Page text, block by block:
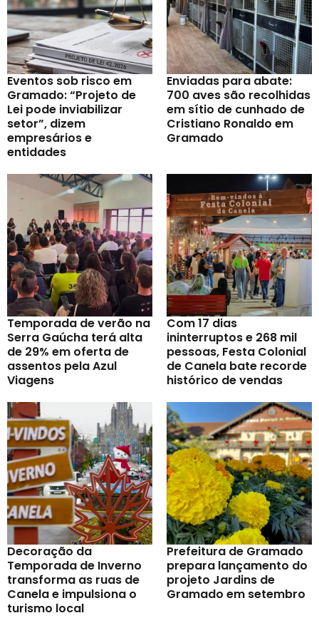
Eventos sob risco em
Gramado: “Projeto de
Lei pode inviabilizar
setor”, dizem
empresários e
entidades
Enviadas para abate:
700 aves são recolhidas
em sítio de cunhado de
Cristiano Ronaldo em
Gramado
Temporada de verão na
Serra Gaúcha terá alta
de 29% em oferta de
assentos pela Azul
Viagens
Com 17 dias
ininterruptos e 268 mil
pessoas, Festa Colonial
de Canela bate recorde
histórico de vendas
Decoração da
Temporada de Inverno
transforma as ruas de
Canela e impulsiona o
turismo local
Prefeitura de Gramado
prepara lançamento do
projeto Jardins de
Gramado em setembro